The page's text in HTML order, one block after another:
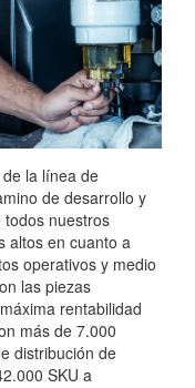
la línea de
de desarrollo y
nuestros
altos en cuanto a
operativos y medio
las piezas
rentabilidad
más de 7.000
distribución de
SKU a